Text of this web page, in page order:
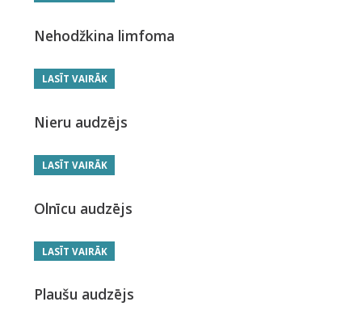
Nehodžkina limfoma
LASĪT VAIRĀK
Nieru audzējs
LASĪT VAIRĀK
Olnīcu audzējs
LASĪT VAIRĀK
Plaušu audzējs